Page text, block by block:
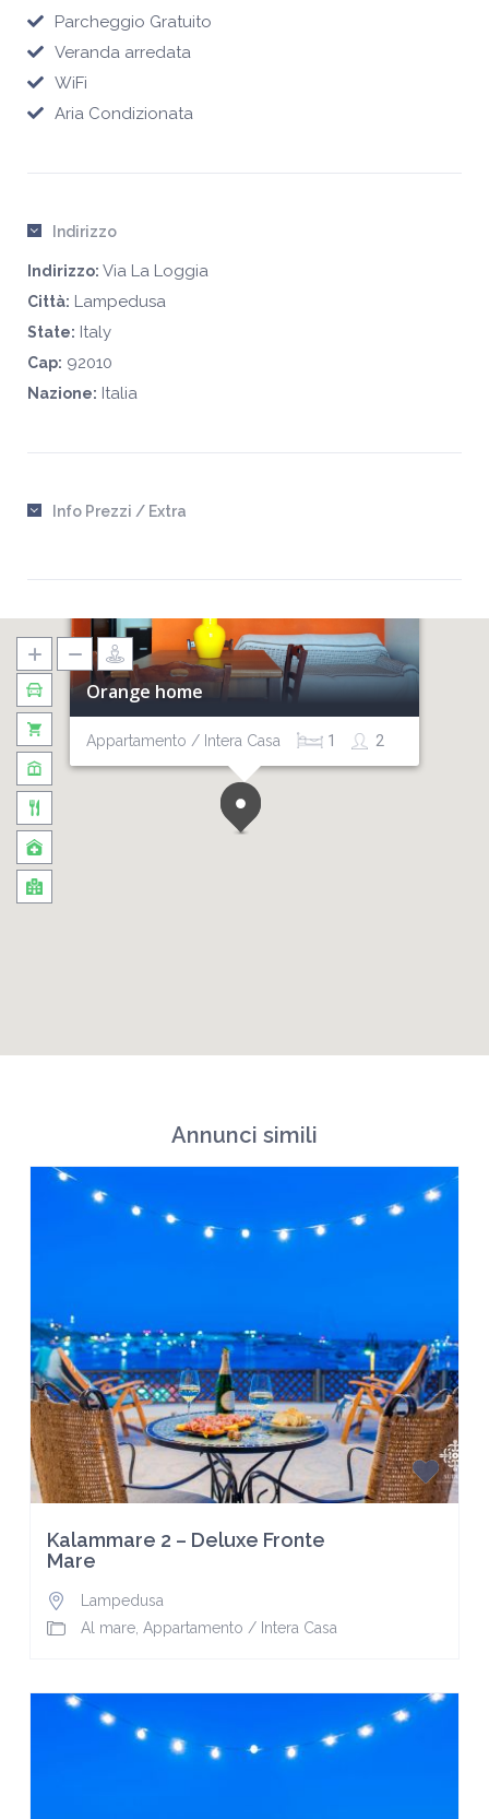
Parcheggio Gratuito
Veranda arredata
WiFi
Aria Condizionata
Indirizzo
Indirizzo: Via La Loggia
Città: Lampedusa
State: Italy
Cap: 92010
Nazione: Italia
Info Prezzi / Extra
Orange home
Appartamento / Intera Casa 2
1
Annunci simili
Kalammare 2 – Deluxe Fronte
Mare
Lampedusa
Al mare Appartamento / Intera Casa